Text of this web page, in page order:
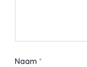
Naam *